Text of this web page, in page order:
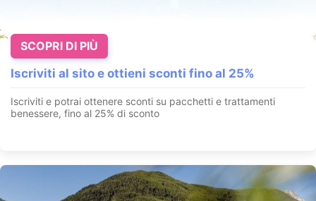
Iscriviti al sito e ottieni sconti fino al 25%
Iscriviti e potrai ottenere sconti su pacchetti e trattamenti
benessere, fino al 25% di sconto
SCOPRI DI PIÙ